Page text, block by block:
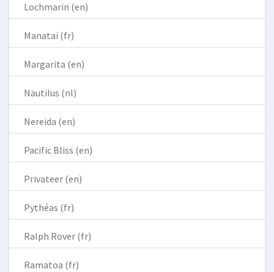
Lochmarin (en)
Manatai (fr)
Margarita (en)
Nautilus (nl)
Nereida (en)
Pacific Bliss (en)
Privateer (en)
Pythéas (fr)
Ralph Rover (fr)
Ramatoa (fr)